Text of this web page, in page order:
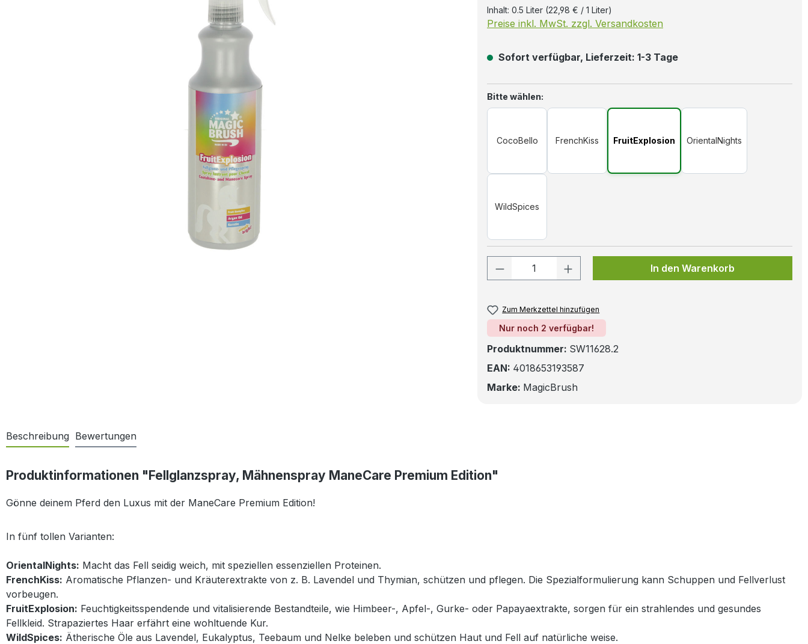
Inhalt: 0.5 Liter (22,98 € / 1 Liter)
Preise inkl. MwSt. zzgl. Versandkosten
Sofort verfügbar, Lieferzeit: 1-3 Tage
Bitte wählen:
CocoBello FrenchKiss FruitExplosion OrientalNights
WildSpices
Produkt Anzahl: Gib den gewünschten Wert
In den Warenkorb
Zum Merkzettel hinzufügen
Nur noch 2 verfügbar!
Produktnummer: SW11628.2
EAN: 4018653193587
Marke: MagicBrush
Beschreibung Bewertungen
Produktinformationen "Fellglanzspray, Mähnenspray ManeCare Premium Edition"
Gönne deinem Pferd den Luxus mit der ManeCare Premium Edition!
In fünf tollen Varianten:
OrientalNights: Macht das Fell seidig weich, mit speziellen essenziellen Proteinen.
FrenchKiss: Aromatische Pflanzen- und Kräuterextrakte von z. B. Lavendel und Thymian, schützen und pflegen. Die Spezialformulierung kann Schuppen und Fellverlust
vorbeugen.
FruitExplosion: Feuchtigkeitsspendende und vitalisierende Bestandteile, wie Himbeer-, Apfel-, Gurke- oder Papayaextrakte, sorgen für ein strahlendes und gesundes
Fellkleid. Strapaziertes Haar erfährt eine wohltuende Kur.
WildSpices: Ätherische Öle aus Lavendel, Eukalyptus, Teebaum und Nelke beleben und schützen Haut und Fell auf natürliche weise.